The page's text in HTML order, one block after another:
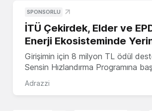
SPONSORLU
İTÜ Çekirdek, Elder ve
Enerji Ekosisteminde
Girişimin için 8 milyon TL ödül
Sensin Hızlandırma Programına
Adrazzi